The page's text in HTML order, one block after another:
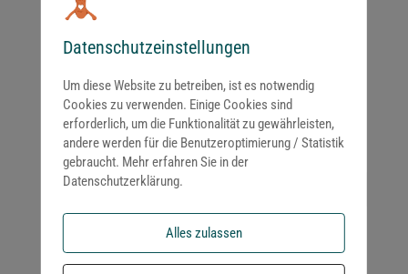
Kommentar absenden
Du musstangemeldetsein, um einen Kommentar abzugeben.
Neueste Kommentare
Datenschutzeinstellungen
Um diese Website zu betreiben, ist es notwendig
Cookies zu verwenden. Einige Cookies sind
erforderlich, um die Funktionalität zu gewährleisten,
andere werden für die Benutzeroptimierung / Statistik
gebraucht. Mehr erfahren Sie in der
Datenschutzerklärung.
Alles zulassen